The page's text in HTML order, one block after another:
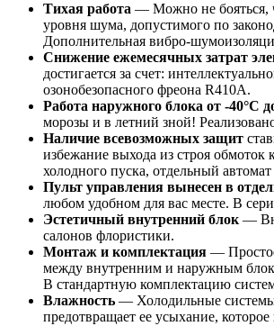
Тихая работа — Можно не бояться,
уровня шума, допустимого по
Дополнительная вибро-
Снижение ежемесячных затрат
достигается за счет:
озонобезопасного фреона R410A.
Работа наружного блока от -40°С
морозы и в летний зной!
Наличие всевозможных защит
избежание выхода из строя обмоток
холодного пуска, отдельный
Пульт управления вынесен в
любом удобном для вас месте. В
Эстетичный внутренний блок —
салонов флористики.
Монтаж и комплектация —
между внутренним и наружным
В стандартную комплектацию
Влажность — Холодильные системы
предотвращает ее усыхание,